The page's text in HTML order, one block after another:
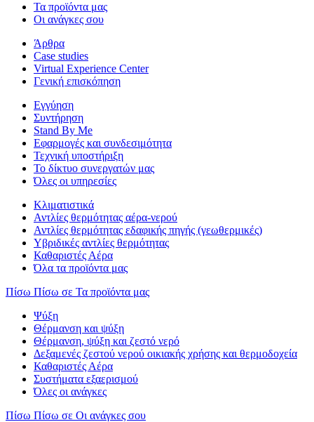
Τα προϊόντα μας
Οι ανάγκες σου
Άρθρα
Case studies
Virtual Experience Center
Γενική επισκόπηση
Εγγύηση
Συντήρηση
Stand By Me
Εφαρμογές και συνδεσιμότητα
Τεχνική υποστήριξη
Το δίκτυο συνεργατών μας
Όλες οι υπηρεσίες
Κλιματιστικά
Αντλίες θερμότητας αέρα-νερού
Αντλίες θερμότητας εδαφικής πηγής (γεωθερμικές)
Υβριδικές αντλίες θερμότητας
Καθαριστές Αέρα
Όλα τα προϊόντα μας
Πίσω Πίσω σε Τα προϊόντα μας
Ψύξη
Θέρμανση και ψύξη
Θέρμανση, ψύξη και ζεστό νερό
Δεξαμενές ζεστού νερού οικιακής χρήσης και θερμοδοχεία
Καθαριστές Αέρα
Συστήματα εξαερισμού
Όλες οι ανάγκες
Πίσω Πίσω σε Οι ανάγκες σου